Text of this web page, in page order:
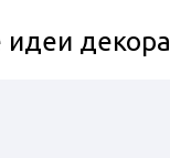
декора